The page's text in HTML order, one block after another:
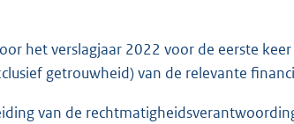
het verslagjaar 2022 voor de eerste
getrouwheid) van de relevante
van de